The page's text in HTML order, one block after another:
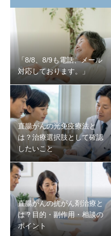
「8/8、8/9も電話、メール
対応しております。」
直腸がんの光免疫療法と
は？治療選択肢として確認
したいこと
直腸がんの抗がん剤治療と
は？目的・副作用・相談の
ポイント